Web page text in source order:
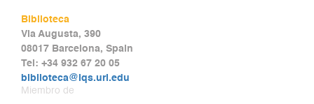
Biblioteca
Via Augusta, 390
08017 Barcelona, Spain
Tel: +34 932 67 20 05
biblioteca@iqs.url.edu
Miembro de